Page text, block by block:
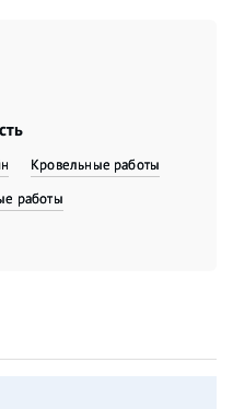
Кровельные работы
работы